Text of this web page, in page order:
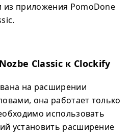
из приложения PomoDone
Classic к Clockify
на расширении
она работает только
использовать
установить расширение